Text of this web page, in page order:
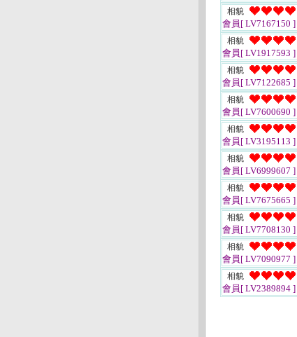
相貌
會員[ LV7167150 ]
相貌
會員[ LV1917593 ]
相貌
會員[ LV7122685 ]
相貌
會員[ LV7600690 ]
相貌
會員[ LV3195113 ]
相貌
會員[ LV6999607 ]
相貌
會員[ LV7675665 ]
相貌
會員[ LV7708130 ]
相貌
會員[ LV7090977 ]
相貌
會員[ LV2389894 ]